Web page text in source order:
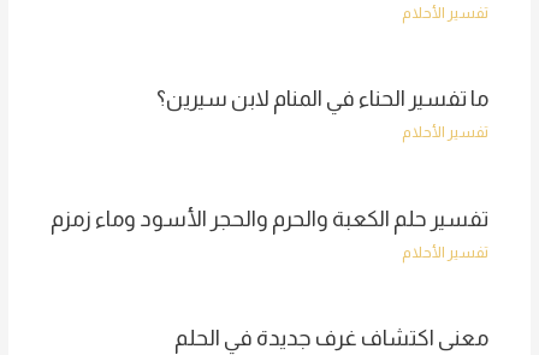
تفسير الأحلام
ما تفسير الحناء في المنام لابن سيرين؟
تفسير الأحلام
تفسير حلم الكعبة والحرم والحجر الأسود وماء زمزم
تفسير الأحلام
معنى اكتشاف غرف جديدة في الحلم